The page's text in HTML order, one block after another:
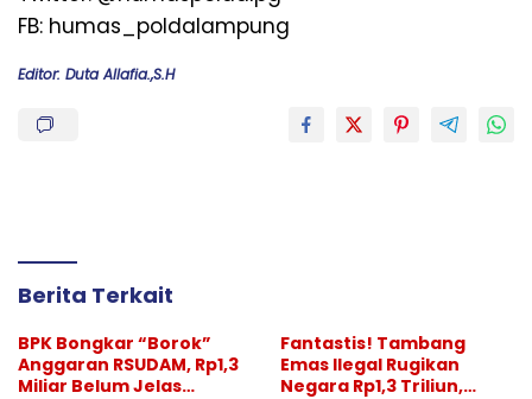
FB: humas_poldalampung
Editor: Duta Allafia.,S.H
Berita Terkait
BPK Bongkar “Borok”
Anggaran RSUDAM, Rp1,3
Miliar Belum Jelas
Fantastis! Tambang
Emas Ilegal Rugikan
Negara Rp1,3 Triliun,